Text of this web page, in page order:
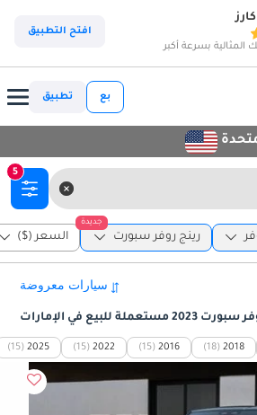
المثالية بسرعة أكبر
افتح التطبيق
بع تطبيق
5
جديدة
رينج روفر سبورت السعر ($)
للبيع في الإمارات
2018
(18)
2016
(15)
2022
(15)
2025
(15)